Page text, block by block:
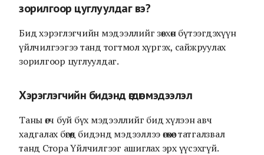
зорилгоор цуглуулдаг вэ?
Бид хэрэглэгчийн мэдээллийг зөвхөн бүтээгдэхүүн
үйлчилгээгээ танд тогтмол хүргэх, сайжруулах
зорилгоор цуглуулдаг.
Хэрэглэгчийн бидэнд өгдөг мэдээлэл
Таны өгч буй бүх мэдээллийг бид хүлээн авч
хадгалах бөгөөд бидэнд мэдээллээ өгөхөөс татгалзвал
танд Стора Үйлчилгээг ашиглах эрх үүсэхгүй.